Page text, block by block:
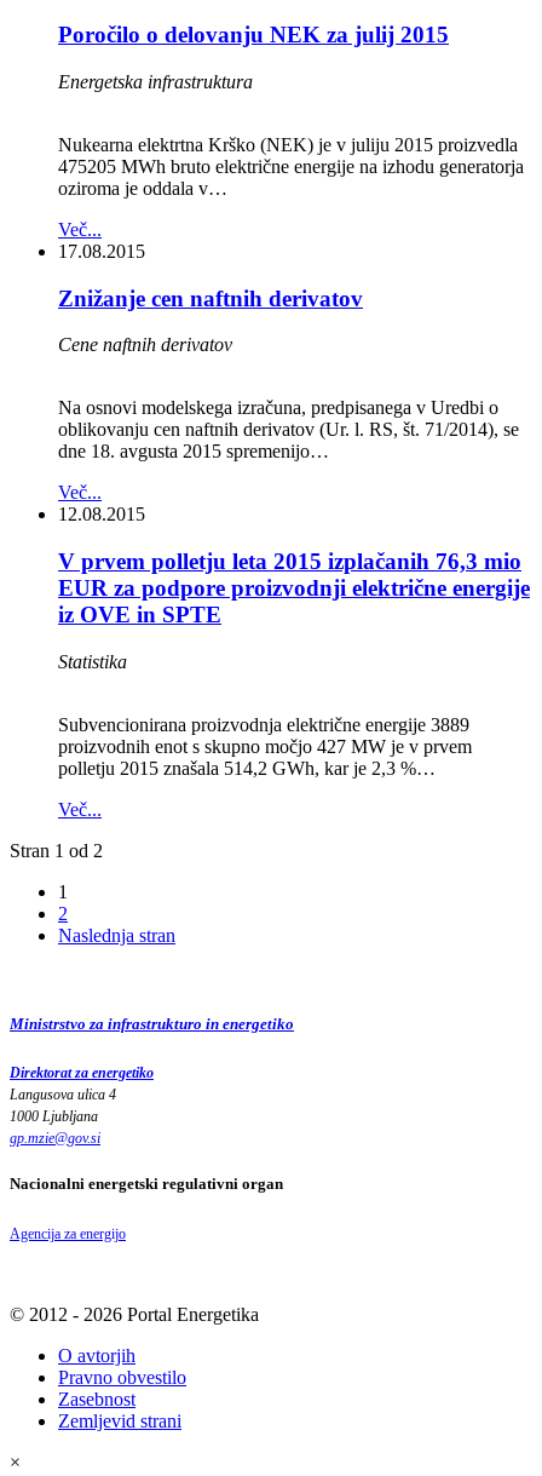
Poročilo o delovanju NEK za julij 2015
Energetska infrastruktura
Nukearna elektrtna Krško (NEK) je v juliju 2015 proizvedla
475205 MWh bruto električne energije na izhodu generatorja
oziroma je oddala v…
Več...
17.08.2015
Znižanje cen naftnih derivatov
Cene naftnih derivatov
Na osnovi modelskega izračuna, predpisanega v Uredbi o
oblikovanju cen naftnih derivatov (Ur. l. RS, št. 71/2014), se
dne 18. avgusta 2015 spremenijo…
Več...
12.08.2015
V prvem polletju leta 2015 izplačanih 76,3 mio
EUR za podpore proizvodnji električne energije
iz OVE in SPTE
Statistika
Subvencionirana proizvodnja električne energije 3889
proizvodnih enot s skupno močjo 427 MW je v prvem
polletju 2015 znašala 514,2 GWh, kar je 2,3 %…
Več...
Stran 1 od 2
1
2
Naslednja stran
Ministrstvo za infrastrukturo in energetiko
Direktorat za energetiko
Langusova ulica 4
1000 Ljubljana
gp.mzie@gov.si
Nacionalni energetski regulativni organ
Agencija za energijo
© 2012 - 2026 Portal Energetika
O avtorjih
Pravno obvestilo
Zasebnost
Zemljevid strani
×